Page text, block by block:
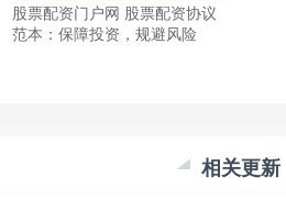
股票配资门户网 股票配资协议
范本：保障投资，规避风险
相关更新